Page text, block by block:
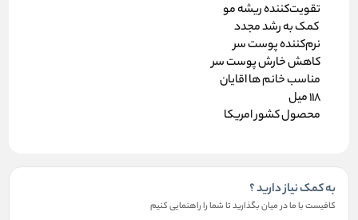
تقویت‌کننده ریشه مو
کمک به رشد مجدد
نرم‌کننده پوست سر
کاهش خارش پوست سر
مناسب خانم ها اقایان
118 میل
محصول کشور امریکا
به کمک نیاز دارید ؟
کافیست با ما در میان بگذارید تا شما را راهنمایی کنیم